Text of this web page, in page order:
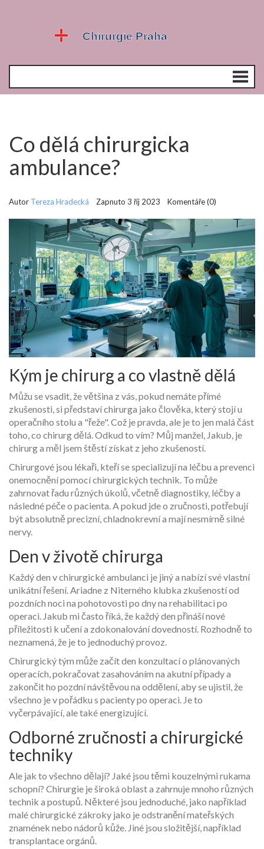
Co dělá chirurgicka
ambulance?
Autor Tereza Hradecká Zapnuto 3 říj 2023 Komentáře (0)
Kým je chirurg a co vlastně dělá
Můžu se vsadit, že většina z vás, pokud nemáte přímé
zkušenosti, si představí chirurga jako člověka, který stojí u
operačního stolu a "řeže". Což je pravda, ale je to jen malá část
toho, co chirurg dělá. Odkud to vím? Můj manžel, Jakub, je
chirurg a měl jsem štěstí získat z jeho zkušeností.
Chirurgové jsou lékaři, kteří se specializují na léčbu a prevenci
onemocnění pomocí chirurgických technik. To může
zahrnovat řadu různých úkolů, včetně diagnostiky, léčby a
následné péče o pacienta. A pokud jde o zručnosti, potřebují
být absolutně precizní, chladnokrevní a mají nesmírně silné
nervy.
Den v životě chirurga
Každý den v chirurgické ambulanci je jiný a nabízí své vlastní
unikátní řešení. Ariadne z Niterného klubka zkušeností od
pozdních noci na pohotovosti po dny na rehabilitaci po
operaci. Jakub mi často říká, že každý den přináší nové
příležitosti k učení a zdokonalování dovedností. Rozhodně to
neznamená, že je to jednoduchý provoz.
Chirurgický tým může začít den konzultací o plánovaných
operacích, pokračovat zasahováním na akutní případy a
zakončit ho pozdní návštěvou na oddělení, aby se ujistil, že
všechno je v pořádku s pacienty po operaci. Je to
vyčerpávající, ale také energizující.
Odborné zručnosti a chirurgické
techniky
Ale jak to všechno dělají? Jaké jsou těmi kouzelnými rukama
schopní? Chirurgie je široká oblast a zahrnuje mnoho různých
technik a postupů. Některé jsou jednoduché, jako například
malé chirurgické zákroky jako je odstranění mateřských
znamének nebo nádorů kůže. Jiné jsou složitější, například
transplantace orgánů.